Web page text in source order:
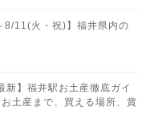
8/11(火・祝)】福井県内の
新】福井駅お土産徹底ガイ
土産まで、買える場所、賞